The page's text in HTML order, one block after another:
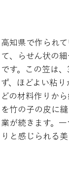
高知県で作られ
て、らせん状の
です。この笠は
ず、ほどよい粘
どの材料作りか
を竹の子の皮に
業が続きます。
りと感じられる美